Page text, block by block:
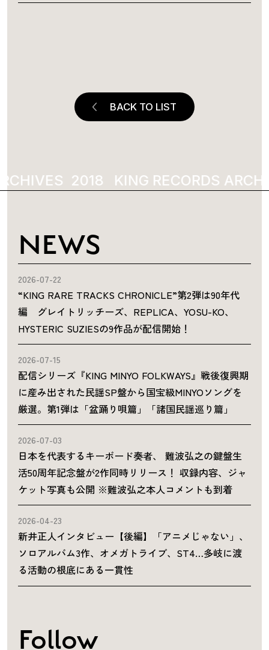
BACK TO LIST
2018 KING RECORDS
NEWS
2026-07-22
“KING RARE TRACKS CHRONICLE”第2弾は90年代
編 グレイトリッチーズ、REPLICA、YOSU-KO、
HYSTERIC SUZIESの9作品が配信開始！
2026-07-15
配信シリーズ『KING MINYO FOLKWAYS』戦後復興期
に産み出された民謡SP盤から国宝級MINYOソングを
厳選。第1弾は「盆踊り唄篇」「諸国民謡巡り篇」
2026-07-03
日本を代表するキーボード奏者、 難波弘之の鍵盤生
活50周年記念盤が2作同時リリース！ 収録内容、ジャ
ケット写真も公開 ※難波弘之本人コメントも到着
2026-04-23
新井正人インタビュー【後編】「アニメじゃない」、
ソロアルバム3作、オメガトライブ、ST4…多岐に渡
る活動の根底にある一貫性
Follow